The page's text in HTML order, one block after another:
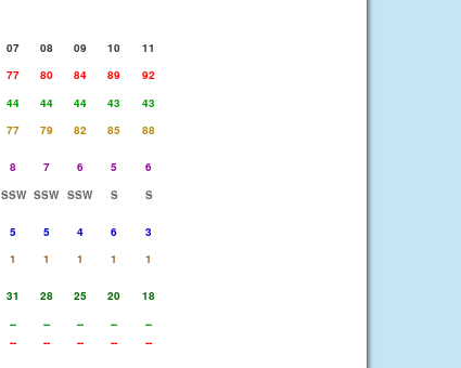
07 08 09 10
11
77 80 84 89
92
44 44 44 43
43
77 79 82 85
88
8 7 6 5
6
SSW SSW SSW S
S
5 5 4 6
3
1 1 1 1
1
31 28 25 20
18
-- -- -- --
--
-- -- -- -- --